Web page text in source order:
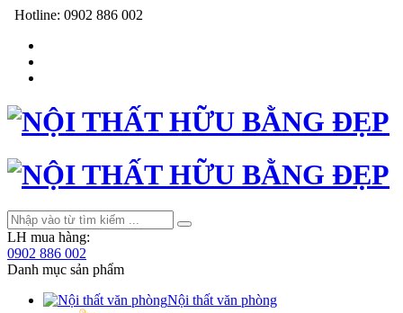
Hotline: 0902 886 002
LH mua hàng:
0902 886 002
Danh mục sản phẩm
Nội thất văn phòng